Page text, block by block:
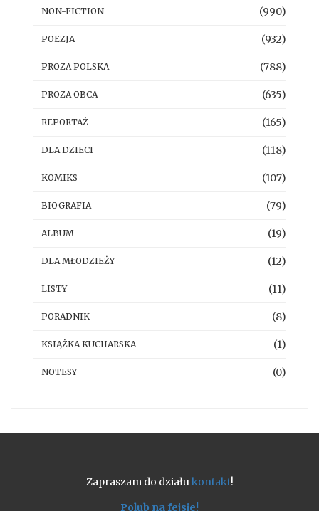
NON-FICTION (990)
POEZJA (932)
PROZA POLSKA (788)
PROZA OBCA (635)
REPORTAŻ (165)
DLA DZIECI (118)
KOMIKS (107)
BIOGRAFIA (79)
ALBUM (19)
DLA MŁODZIEŻY (12)
LISTY (11)
PORADNIK (8)
KSIĄŻKA KUCHARSKA (1)
NOTESY (0)
Zapraszam do działukontakt!
Polub na fejsie!